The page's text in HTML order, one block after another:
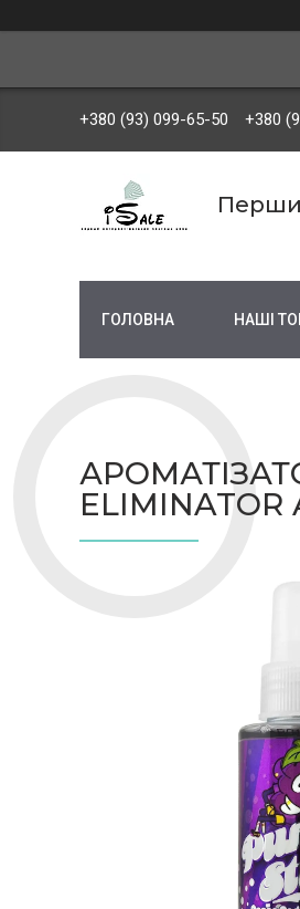
+380 (93) 099-65-50 +380
ГОЛОВНА НАШІ
ELIMINATOR